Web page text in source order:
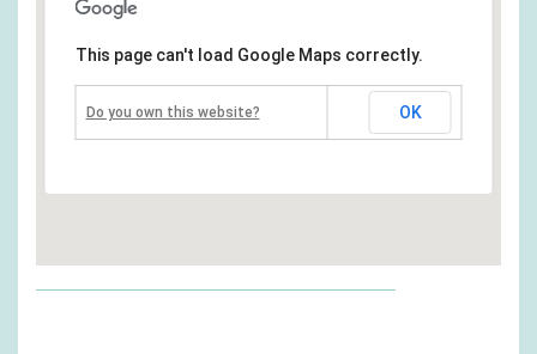
This page can't load Google Maps correctly.
Do you own this website? OK